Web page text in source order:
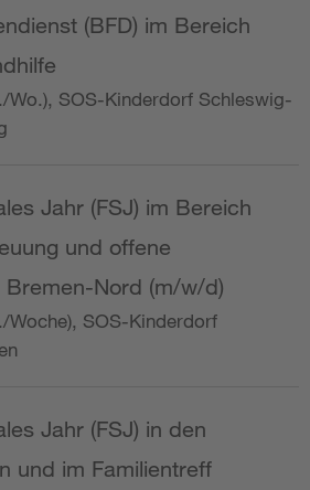
(BFD) im Bereich
Wo.), SOS-Kinderdorf Schleswig-
Jahr (FSJ) im Bereich
und offene
Nord (m/w/d)
Woche), SOS-Kinderdorf
Jahr (FSJ) in den
und im Familientreff